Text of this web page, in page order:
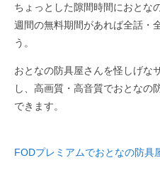
ちょっとした隙間時間におとな
週間の無料期間があれば全話・
う。
おとなの防具屋さんを怪しげな
し、高画質・高音質でおとなの
できます。
FODプレミアムでおとなの防具